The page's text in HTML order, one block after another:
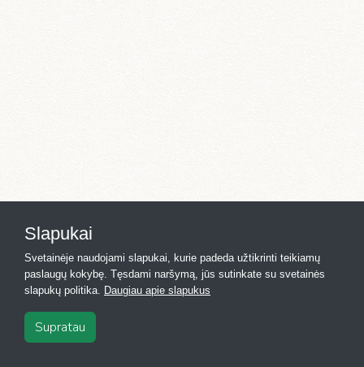
2026
Slapukai
Svetainėje naudojami slapukai, kurie padeda užtikrinti teikiamų
paslaugų kokybę. Tęsdami naršymą, jūs sutinkate su svetainės
slapukų politika. Daugiau apie slapukus
Supratau